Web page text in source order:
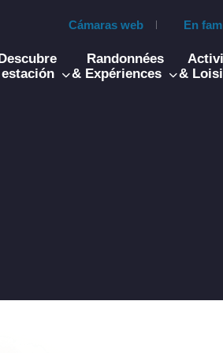
Cámaras web En
Randonnées
& Expériences
&